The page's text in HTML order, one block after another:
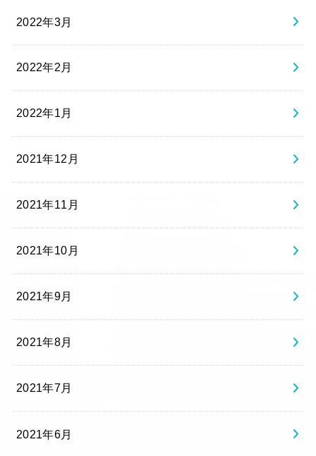
2022年3月
2022年2月
2022年1月
2021年12月
2021年11月
2021年10月
2021年9月
2021年8月
2021年7月
2021年6月